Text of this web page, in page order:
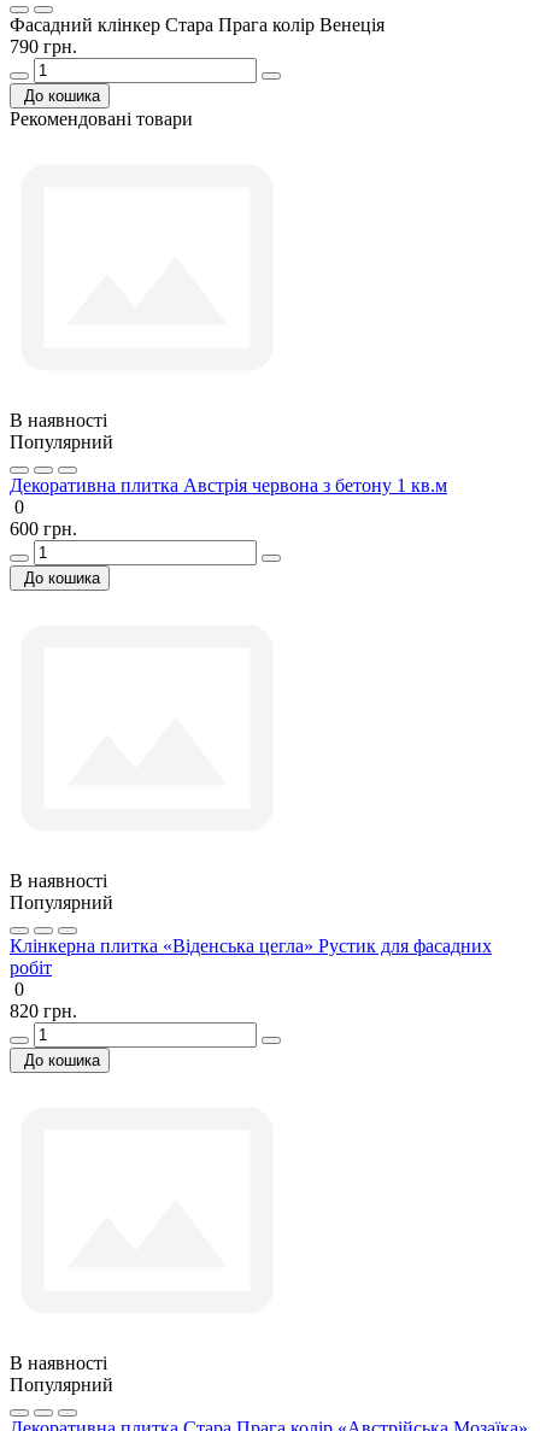
Фасадний клінкер Стара Прага колір Венеція
790 грн.
До кошика
Рекомендовані товари
В наявності
Популярний
Декоративна плитка Австрія червона з бетону 1 кв.м
0
600 грн.
До кошика
В наявності
Популярний
Клінкерна плитка «Віденська цегла» Рустик для фасадних
робіт
0
820 грн.
До кошика
В наявності
Популярний